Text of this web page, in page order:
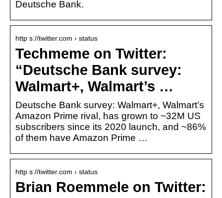
Deutsche Bank.
http s://twitter.com › status
Techmeme on Twitter:
“Deutsche Bank survey:
Walmart+, Walmart’s …
Deutsche Bank survey: Walmart+, Walmart’s
Amazon Prime rival, has grown to ~32M US
subscribers since its 2020 launch, and ~86%
of them have Amazon Prime …
http s://twitter.com › status
Brian Roemmele on Twitter: